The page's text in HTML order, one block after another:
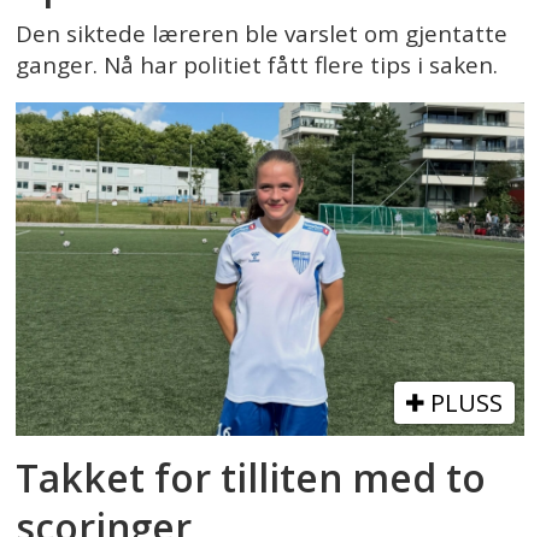
Den siktede læreren ble varslet om gjentatte
ganger. Nå har politiet fått flere tips i saken.
PLUSS
Takket for tilliten med to